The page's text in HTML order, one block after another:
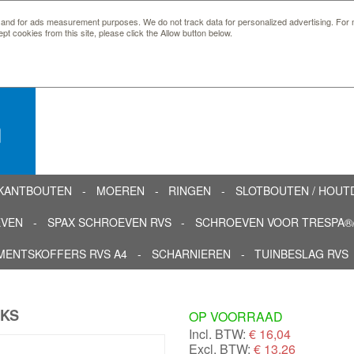
for ads measurement purposes. We do not track data for personalized advertising. For
cookies from this site, please click the Allow button below.
MOEREN RINGEN
SLOTBOUTEN /
SPAX SCHROEVEN RVS
SCHROEVEN VOOR
RVS A4
SCHARNIEREN TUINBESLAG RVS
OP VOORRAAD
Incl. BTW: € 16,04
Excl. BTW: € 13,26